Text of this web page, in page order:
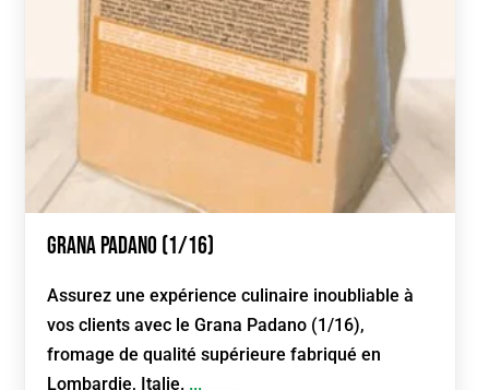
Grana Padano (1/16)
Assurez une expérience culinaire inoubliable à
vos clients avec le Grana Padano (1/16),
fromage de qualité supérieure fabriqué en
Lombardie, Italie. ...